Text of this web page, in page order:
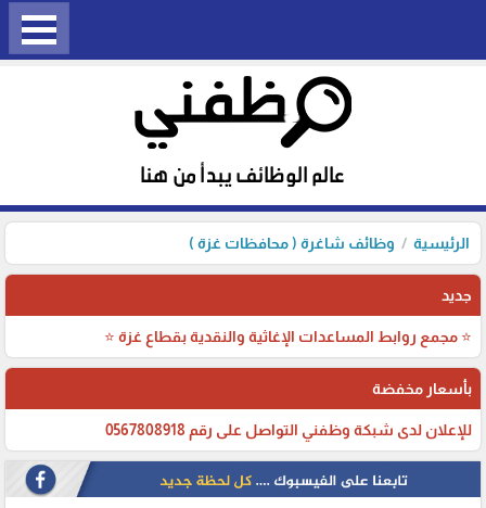
الرئيسية وظائف شاغرة ( محافظات غزة )
جديد
⭐ مجمع روابط المساعدات الإغاثية والنقدية بقطاع غزة ⭐
بأسعار مخفضة
للإعلان لدى شبكة وظفني التواصل على رقم 0567808918